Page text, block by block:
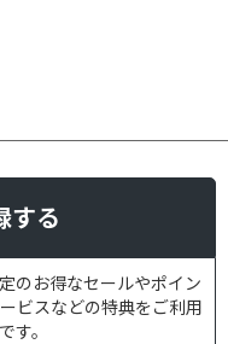
する
のお得なセールやポイン
ビスなどの特典をご利用
です。